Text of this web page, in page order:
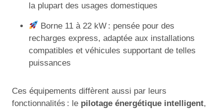
la plupart des usages domestiques
Borne 11 à 22 kW : pensée pour des
recharges express, adaptée aux installations
compatibles et véhicules supportant de telles
puissances
Ces équipements diffèrent aussi par leurs
fonctionnalités : le pilotage énergétique intelligent,